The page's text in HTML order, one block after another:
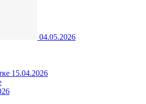
04.05.2026
15.04.2026